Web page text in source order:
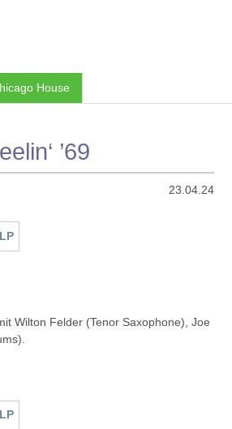
House
’69
23.04.24
Wilton Felder (Tenor Saxophone), Joe